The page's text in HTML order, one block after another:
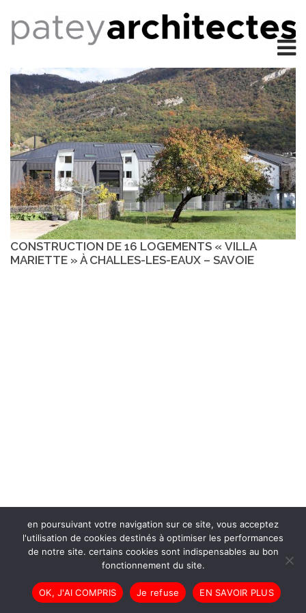
CONSTRUCTION DE 16 LOGEMENTS « VILLA
MARIETTE » À CHALLES-LES-EAUX – SAVOIE
en poursuivant votre navigation sur ce site, vous acceptez
l'utilisation de cookies destinés à optimiser les performances
de notre site. certains cookies sont indispensables au bon
fonctionnement du site.
OK, J'AI COMPRIS Je refuse EN SAVOIR PLUS